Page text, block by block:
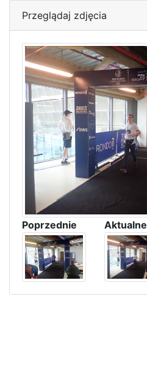
Przeglądaj zdjęcia
Poprzednie Aktualne